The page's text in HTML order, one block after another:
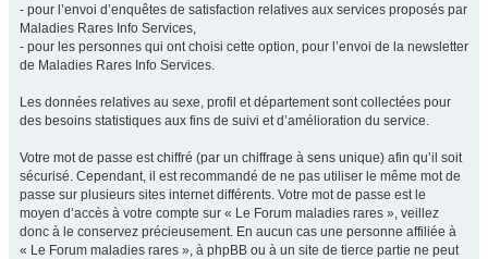
- pour l’envoi d’enquêtes de satisfaction relatives aux services proposés par
Maladies Rares Info Services,
- pour les personnes qui ont choisi cette option, pour l’envoi de la newsletter
de Maladies Rares Info Services.
Les données relatives au sexe, profil et département sont collectées pour
des besoins statistiques aux fins de suivi et d’amélioration du service.
Votre mot de passe est chiffré (par un chiffrage à sens unique) afin qu’il soit
sécurisé. Cependant, il est recommandé de ne pas utiliser le même mot de
passe sur plusieurs sites internet différents. Votre mot de passe est le
moyen d’accès à votre compte sur « Le Forum maladies rares », veillez
donc à le conservez précieusement. En aucun cas une personne affiliée à
« Le Forum maladies rares », à phpBB ou à un site de tierce partie ne peut